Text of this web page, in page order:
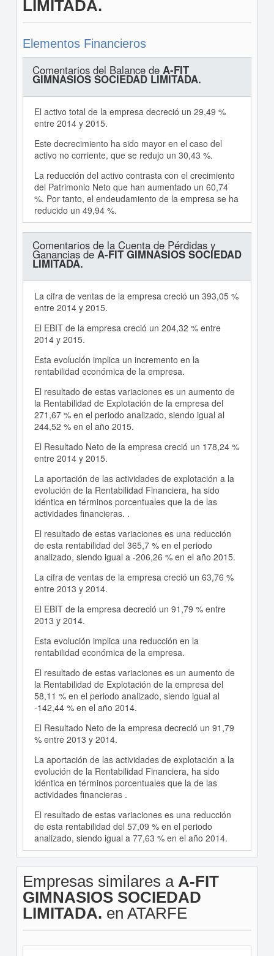
LIMITADA.
Elementos Financieros
Comentarios del Balance de A-FIT
GIMNASIOS SOCIEDAD LIMITADA.
El activo total de la empresa decreció un 29,49 %
entre 2014 y 2015.
Este decrecimiento ha sido mayor en el caso del
activo no corriente, que se redujo un 30,43 %.
La reducción del activo contrasta con el crecimiento
del Patrimonio Neto que han aumentado un 60,74
%. Por tanto, el endeudamiento de la empresa se ha
reducido un 49,94 %.
Comentarios de la Cuenta de Pérdidas y
Ganancias deA-FIT GIMNASIOS SOCIEDAD
LIMITADA.
La cifra de ventas de la empresa creció un 393,05 %
entre 2014 y 2015.
El EBIT de la empresa creció un 204,32 % entre
2014 y 2015.
Esta evolución implica un incremento en la
rentabilidad económica de la empresa.
El resultado de estas variaciones es un aumento de
la Rentabilidad de Explotación de la empresa del
271,67 % en el periodo analizado, siendo igual al
244,52 % en el año 2015.
El Resultado Neto de la empresa creció un 178,24 %
entre 2014 y 2015.
La aportación de las actividades de explotación a la
evolución de la Rentabilidad Financiera, ha sido
idéntica en términos porcentuales que la de las
actividades financieras. .
El resultado de estas variaciones es una reducción
de esta rentabilidad del 365,7 % en el periodo
analizado, siendo igual a -206,26 % en el año 2015.
La cifra de ventas de la empresa creció un 63,76 %
entre 2013 y 2014.
El EBIT de la empresa decreció un 91,79 % entre
2013 y 2014.
Esta evolución implica una reducción en la
rentabilidad económica de la empresa.
El resultado de estas variaciones es un aumento de
la Rentabilidad de Explotación de la empresa del
58,11 % en el periodo analizado, siendo igual al
-142,44 % en el año 2014.
El Resultado Neto de la empresa decreció un 91,79
% entre 2013 y 2014.
La aportación de las actividades de explotación a la
evolución de la Rentabilidad Financiera, ha sido
idéntica en términos porcentuales que la de las
actividades financieras .
El resultado de estas variaciones es una reducción
de esta rentabilidad del 57,09 % en el periodo
analizado, siendo igual a 77,63 % en el año 2014.
Empresas similares a A-FIT
GIMNASIOS SOCIEDAD
LIMITADA. en ATARFE